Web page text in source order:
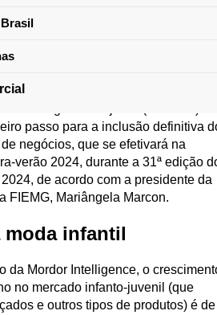
Trend Kids
Kids – Baby e Teens é
do Sindivest-MG. A iniciativa, com
passo para a inclusão definitiva
negócios, que se efetivará na
verão 2024, durante a 31ª edição
de acordo com a presidente da
FIEMG, Mariângela Marcon.
moda infantil
da Mordor Intelligence, o
no mercado infanto-juvenil (que
e outros tipos de produtos) é de